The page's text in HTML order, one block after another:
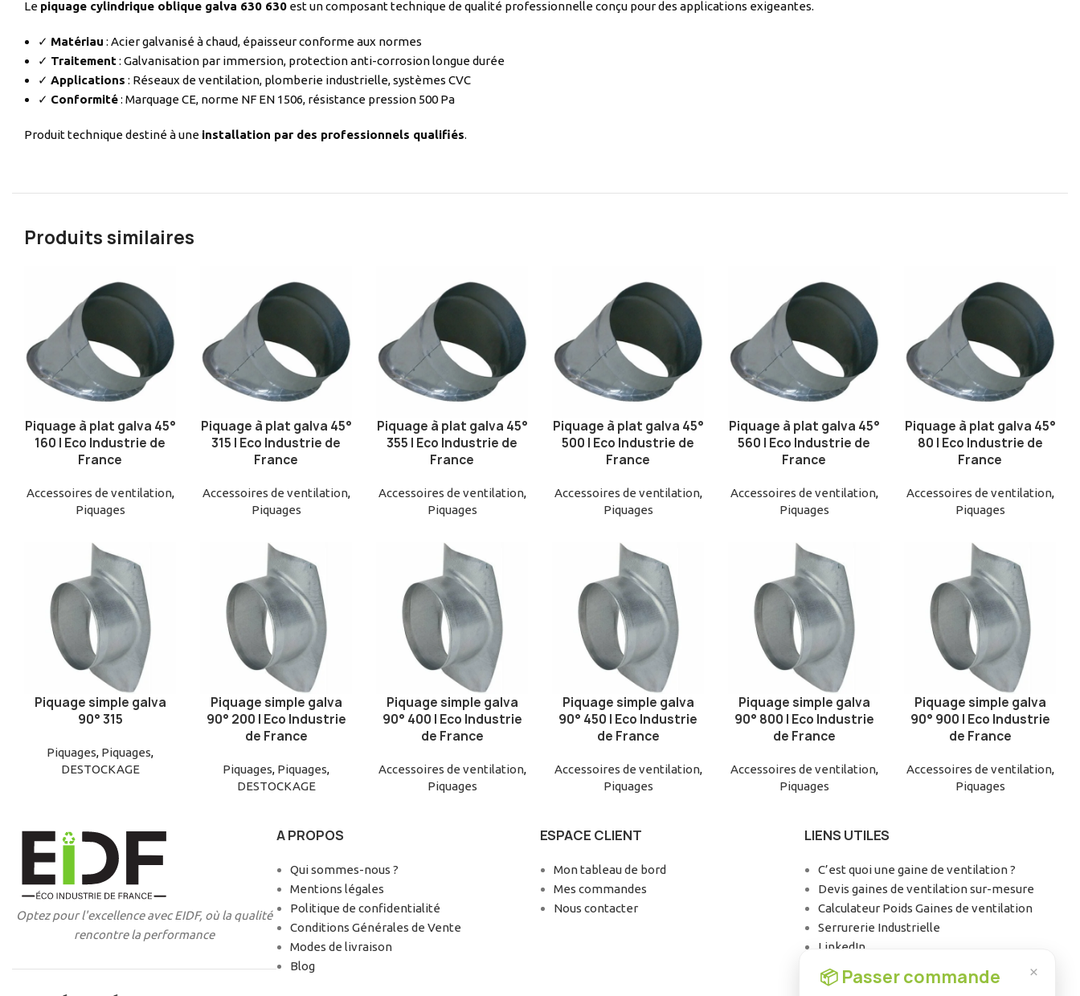
×
📦 Passer commande
Le piquage cylindrique oblique galva 630 630 est un composant technique de qualité professionnelle conçu pour des applications exigeantes.
✓ Matériau : Acier galvanisé à chaud, épaisseur conforme aux normes
✓ Traitement: Galvanisation par immersion, protection anti-corrosion longue durée
✓ Applications : Réseaux de ventilation, plomberie industrielle, systèmes CVC
✓ Conformité: Marquage CE, norme NF EN 1506, résistance pression 500 Pa
Produit technique destiné à une installation par des professionnels qualifiés.
Produits similaires
AJOUTER AU PANIER
Piquage à plat galva 45°
160 | Eco Industrie de
France
Accessoires de ventilation,
Piquages
AJOUTER AU PANIER
Piquage à plat galva 45°
315 | Eco Industrie de
France
Accessoires de ventilation,
Piquages
AJOUTER AU PANIER
Piquage à plat galva 45°
355 | Eco Industrie de
France
Accessoires de ventilation,
Piquages
AJOUTER AU PANIER
Piquage à plat galva 45°
500 | Eco Industrie de
France
Accessoires de ventilation,
Piquages
AJOUTER AU PANIER
Piquage à plat galva 45°
560 | Eco Industrie de
France
Accessoires de ventilation,
Piquages
AJOUTER AU PANIER
Piquage à plat galva 45°
80 | Eco Industrie de
France
Accessoires de ventilation,
Piquages
AJOUTER AU PANIER
Piquage simple galva
90° 315
Piquages, Piquages,
DESTOCKAGE
AJOUTER AU PANIER
Piquage simple galva
90° 200 | Eco Industrie
de France
Piquages, Piquages,
DESTOCKAGE
AJOUTER AU PANIER
Piquage simple galva
90° 400 | Eco Industrie
de France
Accessoires de ventilation,
Piquages
AJOUTER AU PANIER
Piquage simple galva
90° 450 | Eco Industrie
de France
Accessoires de ventilation,
Piquages
AJOUTER AU PANIER
Piquage simple galva
90° 800 | Eco Industrie
de France
Accessoires de ventilation,
Piquages
AJOUTER AU PANIER
Piquage simple galva
90° 900 | Eco Industrie
de France
Accessoires de ventilation,
Piquages
Optez pour l'excellence avec EIDF, où la qualité
rencontre la performance
A PROPOS
Qui sommes-nous ?
Mentions légales
Politique de confidentialité
Conditions Générales de Vente
Modes de livraison
Blog
ESPACE CLIENT
Mon tableau de bord
Mes commandes
Nous contacter
LIENS UTILES
C’est quoi une gaine de ventilation ?
Devis gaines de ventilation sur-mesure
Calculateur Poids Gaines de ventilation
Serrurerie Industrielle
LinkedIn
Facebook
Instagram